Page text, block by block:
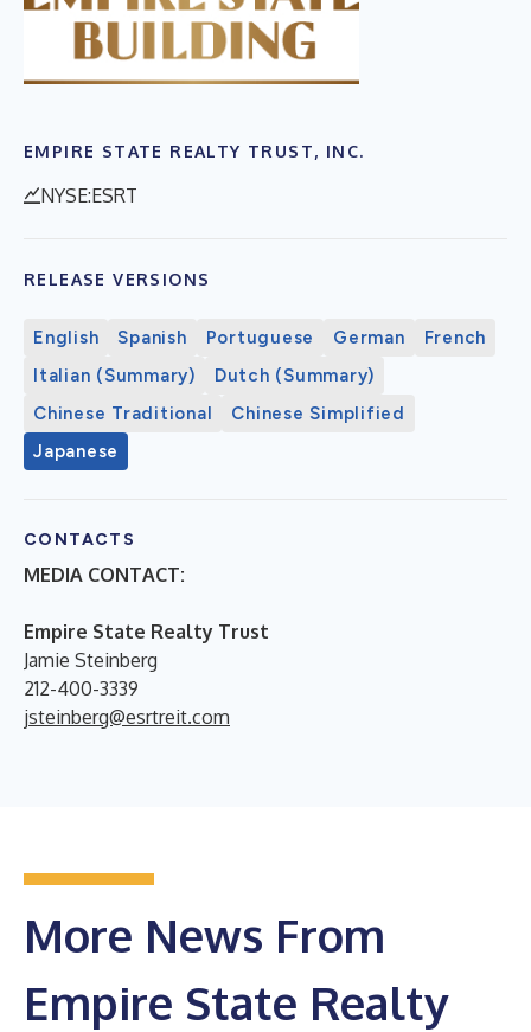
EMPIRE STATE REALTY TRUST, INC.
NYSE:ESRT
RELEASE VERSIONS
English Spanish Portuguese German
French
Italian (Summary)
Dutch (Summary)
Chinese Traditional
Chinese Simplified
Japanese
CONTACTS
MEDIA CONTACT:
Empire State Realty Trust
Jamie Steinberg
212-400-3339
jsteinberg@esrtreit.com
More News From
Empire State Realty